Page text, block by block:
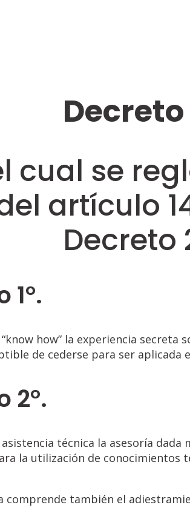
Decreto
cual se
artículo
Decreto
1°.
how” la experiencia
de cederse para ser aplicada
2°.
técnica la asesoría
la utilización de conocimientos
comprende también el